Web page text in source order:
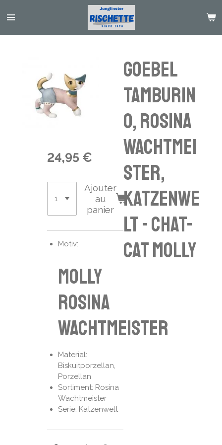
au
Goebel
Tamburin
o, Rosina
Wachtmei
ster,
Katzenwe
lt - chat-
cat Molly
24,95 €
Ajouter
au
panier
Motiv:
Molly
Rosina
Wachtmeister
Material:
Biskuitporzellan,
Porzellan
Sortiment: Rosina
Wachtmeister
Serie: Katzenwelt